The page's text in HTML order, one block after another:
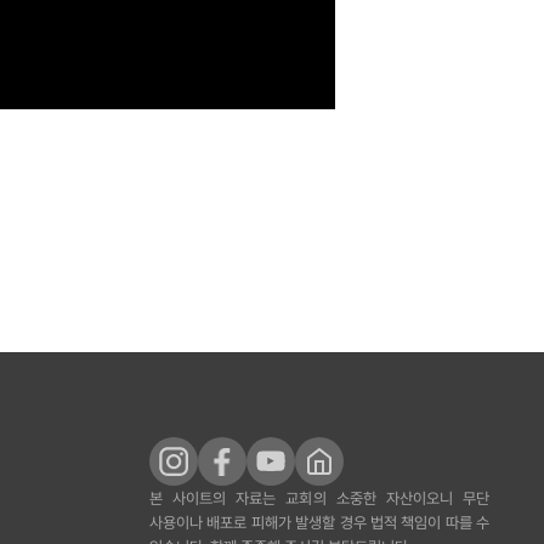
본 사이트의 자료는 교회의 소중한 자산이오니 무단
사용이나 배포로 피해가 발생할 경우 법적 책임이 따를 수